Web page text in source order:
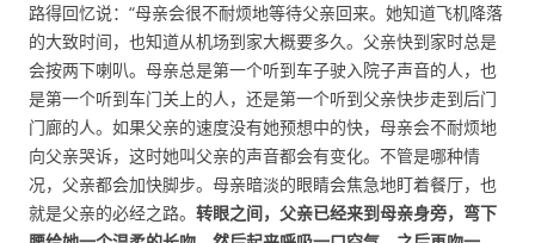
路得回忆说：“母亲会很不耐烦地等待父亲回来。她知道飞机降落
的大致时间，也知道从机场到家大概要多久。父亲快到家时总是
会按两下喇叭。母亲总是第一个听到车子驶入院子声音的人，也
是第一个听到车门关上的人，还是第一个听到父亲快步走到后门
门廊的人。如果父亲的速度没有她预想中的快，母亲会不耐烦地
向父亲哭诉，这时她叫父亲的声音都会有变化。不管是哪种情
况，父亲都会加快脚步。母亲暗淡的眼睛会焦急地盯着餐厅，也
就是父亲的必经之路。 转眼之间，父亲已经来到母亲身旁，弯下